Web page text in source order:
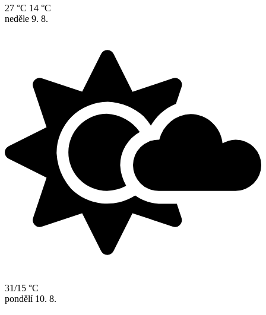
27 °C 14 °C
neděle 9. 8.
31/15 °C
pondělí 10. 8.